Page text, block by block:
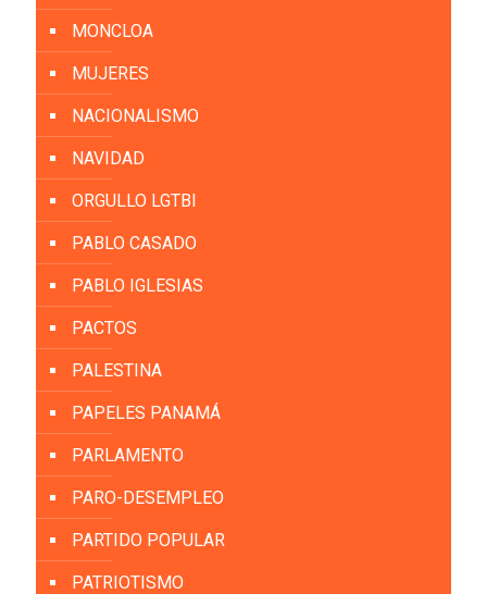
MONCLOA
MUJERES
NACIONALISMO
NAVIDAD
ORGULLO LGTBI
PABLO CASADO
PABLO IGLESIAS
PACTOS
PALESTINA
PAPELES PANAMÁ
PARLAMENTO
PARO-DESEMPLEO
PARTIDO POPULAR
PATRIOTISMO